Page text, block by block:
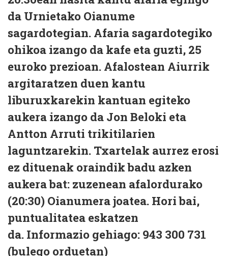
da Urnietako Oianume
sagardotegian. Afaria sagardotegiko
ohikoa izango da kafe eta guzti, 25
euroko prezioan. Afalostean Aiurrik
argitaratzen duen kantu
liburuxkarekin kantuan egiteko
aukera izango da Jon Beloki eta
Antton Arruti trikitilarien
laguntzarekin. Txartelak aurrez erosi
ez dituenak oraindik badu azken
aukera bat: zuzenean afalordurako
(20:30) Oianumera joatea. Hori bai,
puntualitatea eskatzen
da. Informazio gehiago: 943 300 731
(bulego orduetan)